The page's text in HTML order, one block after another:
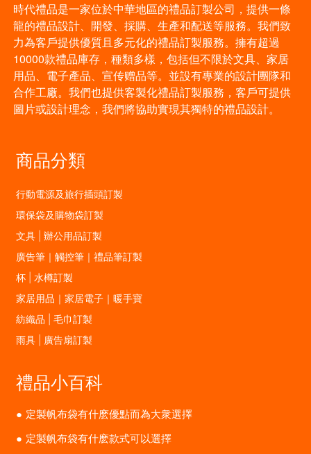
時代禮品是一家位於中華地區的禮品訂製公司，提供一條
龍的禮品設計、開發、採購、生產和配送等服務。我們致
力為客戶提供優質且多元化的禮品訂製服務。擁有超過
10000款禮品庫存，種類多樣，包括但不限於文具、家居
用品、電子產品、宣传赠品等。並設有專業的設計團隊和
合作工廠。我們也提供客製化禮品訂製服務，客戶可提供
圖片或設計理念，我們將協助實現其獨特的禮品設計。
商品分類
行動電源及旅行插頭訂製
環保袋及購物袋訂製
文具 | 辦公用品訂製
廣告筆｜觸控筆｜禮品筆訂製
杯 | 水樽訂製
家居用品｜家居電子｜暖手寶
紡織品 | 毛巾訂製
雨具 | 廣告扇訂製
禮品小百科
定製帆布袋有什麽優點而為大衆選擇
定製帆布袋有什麽款式可以選擇